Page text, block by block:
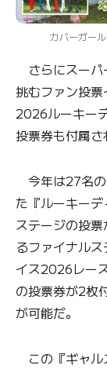
カバーガー
さらにスーパ
挑むファン投
2026ルーキー
投票券も付属さ
今年は27名
た『ルーキー
ステージの投
るファイナル
イス2026レー
の投票券が2枚
が可能だ。
この『ギャル